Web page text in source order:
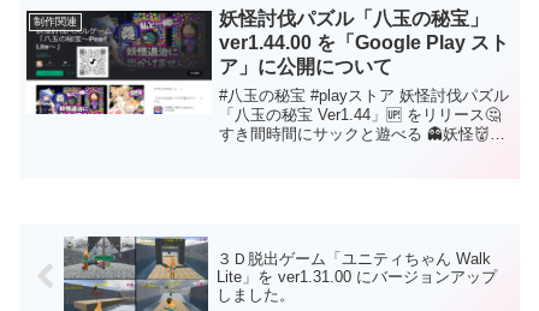
う！応援、よろしくお願いします😘
制作関連
妖怪討伐パズル「八玉の秘宝」
ver1.44.00 を「Google Play スト
ア」に公開について
#八玉の秘宝 #playストア 妖怪討伐パズル
「八玉の秘宝 Ver1.44」🆙 をリリース🤔
すき間時間にサックと遊べる 👻妖怪👹が
ils?id=com.HatanaKikaku.PearlLite
３Ｄ脱出ゲーム「ユニティちゃん Walk
Lite」を ver1.31.00 にバージョンアップ
しました。